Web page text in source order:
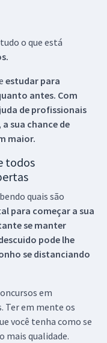
o que está
estudar para
antes. Com
de profissionais
sua chance de
maior.
todos
quais são
para começar a sua
se manter
pode lhe
se distanciando
em
Ter em mente os
você tenha como se
mais qualidade.